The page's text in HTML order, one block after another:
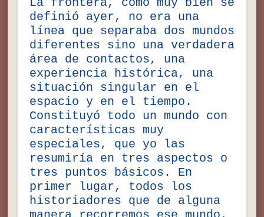
definió ayer, no era una
línea que separaba dos mundos
diferentes sino una verdadera
área de contactos, una
experiencia histórica, una
situación singular en el
espacio y en el tiempo.
Constituyó todo un mundo con
características muy
especiales, que yo las
resumiría en tres aspectos o
tres puntos básicos. En
primer lugar, todos los
historiadores que de alguna